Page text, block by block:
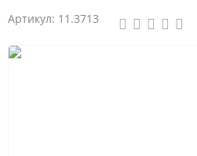
Артикул: 11.3713